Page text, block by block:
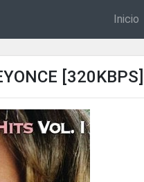
Inicio
[320KBPS]